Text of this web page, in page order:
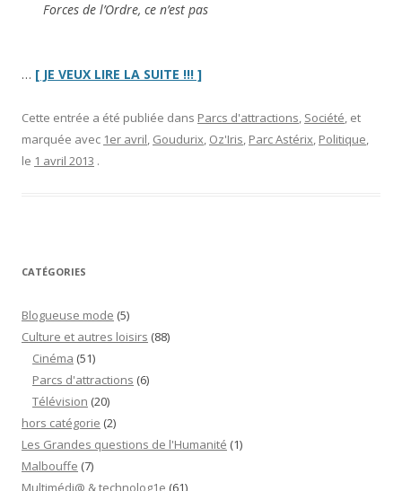
Forces de l’Ordre, ce n’est pas
… [ JE VEUX LIRE LA SUITE !!! ]“Un
de
Roms
Cette entrée a été publiée dans Parcs d'attractions, Société, et
marquée avec 1er avril, Goudurix, Oz'Iris, Parc Astérix, Politique,
le 1 avril 2013 .
CATÉGORIES
Blogueuse mode (5)
Culture et autres loisirs (88)
Cinéma (51)
Parcs d'attractions (6)
Télévision (20)
hors catégorie (2)
Les Grandes questions de l'Humanité (1)
Malbouffe (7)
Multimédi@ & technolog1e (61)